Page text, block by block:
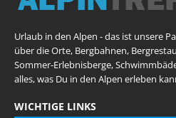
Urlaub in den Alpen - das ist unsere
über die Orte, Bergbahnen,
Sommer-Erlebnisberge,
alles, was Du in den Alpen erleben
WICHTIGE LINKS